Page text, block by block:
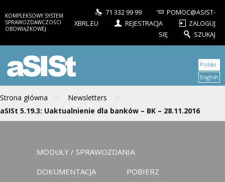
KOMPLEKSOWY SYSTEM
SPRAWOZDAWCZOŚCI
OBOWIĄZKOWEJ
71 332 99 99
POMOC@ASIST-
XBRL.EU
REJESTRACJA
ZALOGUJ
SIĘ
SZUKAJ
aSISt
Strona główna > Newsletters >
aSISt 5.19.3: Uaktualnienie dla banków – BK – 28.11.2016
Polski
English
MODUŁY / SPRAWOZDANIA
DOKUMENTACJA
POBIERZ